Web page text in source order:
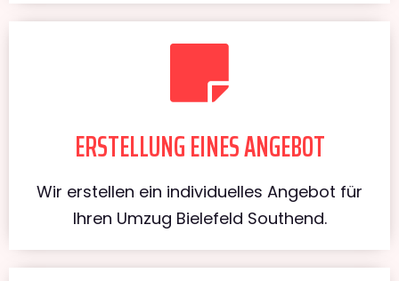
ERSTELLUNG EINES ANGEBOT
Wir erstellen ein individuelles Angebot für
Ihren Umzug Bielefeld Southend.